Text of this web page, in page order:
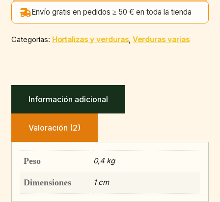
Envío gratis en pedidos ≥ 50 € en toda la tienda
Categorías: Hortalizas y verduras, Verduras varias
Información adicional
Valoración (2)
Peso 0,4 kg
Dimensiones 1 cm